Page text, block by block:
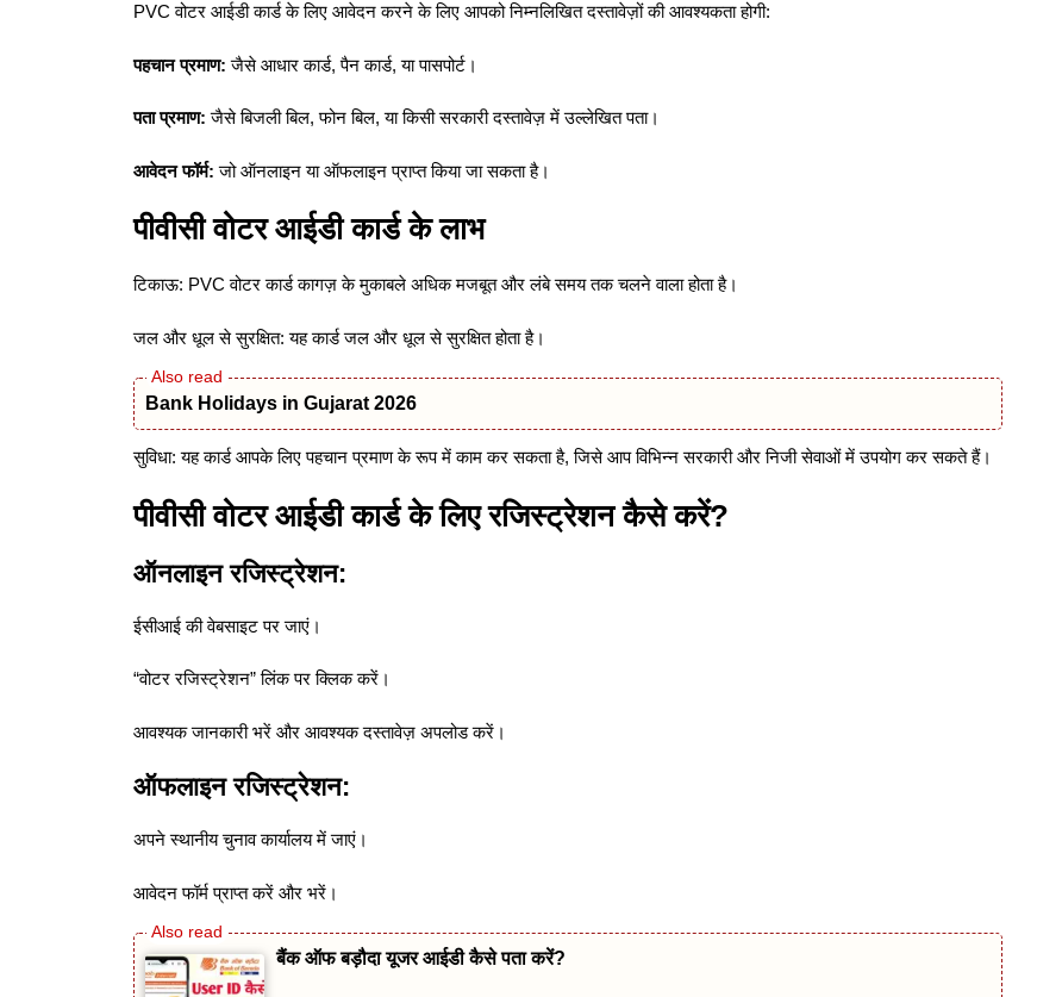
PVC वोटर आईडी कार्ड के लिए आवेदन करने के लिए आपको निम्नलिखित दस्तावेज़ों की आवश्यकता होगी:
पहचान प्रमाण: जैसे आधार कार्ड, पैन कार्ड, या पासपोर्ट।
पता प्रमाण: जैसे बिजली बिल, फोन बिल, या किसी सरकारी दस्तावेज़ में उल्लेखित पता।
आवेदन फॉर्म: जो ऑनलाइन या ऑफलाइन प्राप्त किया जा सकता है।
पीवीसी वोटर आईडी कार्ड के लाभ
टिकाऊ: PVC वोटर कार्ड कागज़ के मुकाबले अधिक मजबूत और लंबे समय तक चलने वाला होता है।
जल और धूल से सुरक्षित: यह कार्ड जल और धूल से सुरक्षित होता है।
Bank Holidays in Gujarat 2026
सुविधा: यह कार्ड आपके लिए पहचान प्रमाण के रूप में काम कर सकता है, जिसे आप विभिन्न सरकारी और निजी सेवाओं में उपयोग कर सकते हैं।
पीवीसी वोटर आईडी कार्ड के लिए रजिस्ट्रेशन कैसे करें?
ऑनलाइन रजिस्ट्रेशन:
ईसीआई की वेबसाइट पर जाएं।
“वोटर रजिस्ट्रेशन” लिंक पर क्लिक करें।
आवश्यक जानकारी भरें और आवश्यक दस्तावेज़ अपलोड करें।
ऑफलाइन रजिस्ट्रेशन:
अपने स्थानीय चुनाव कार्यालय में जाएं।
आवेदन फॉर्म प्राप्त करें और भरें।
बैंक ऑफ बड़ौदा यूजर आईडी कैसे पता करें?